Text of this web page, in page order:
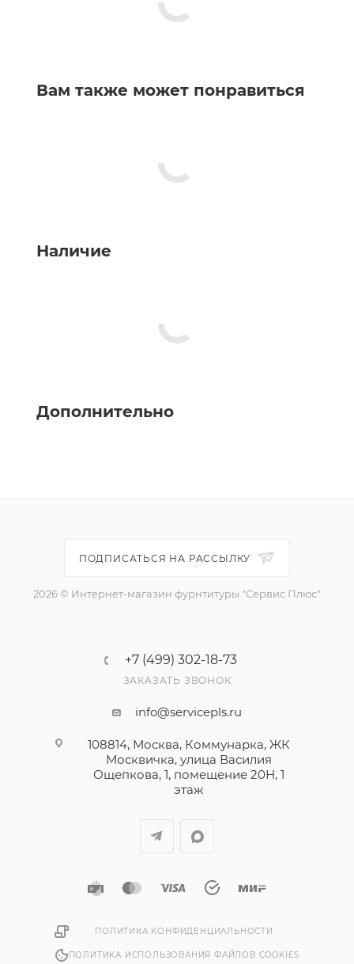
Вам также может понравиться
Наличие
Дополнительно
ПОДПИСАТЬСЯ НА РАССЫЛКУ
2026 © Интернет-магазин фурнтитуры "Сервис Плюс"
+7 (499) 302-18-73
ЗАКАЗАТЬ ЗВОНОК
info@servicepls.ru
108814, Москва, Коммунарка, ЖК
Москвичка, улица Василия
Ощепкова, 1​, помещение 20Н, 1
этаж
ПОЛИТИКА КОНФИДЕНЦИАЛЬНОСТИ
ПОЛИТИКА ИСПОЛЬЗОВАНИЯ ФАЙЛОВ COOKIES